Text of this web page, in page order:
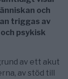
och
triggas av
psykisk
av ett akut
av stöd till